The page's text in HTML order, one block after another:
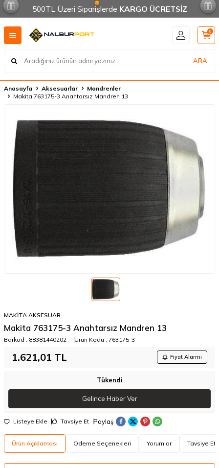
W
h
a
t
a
p
p
D
e
s
t
e
H
a
t
t
500TL Üzeri Siparişlerde KARGO ÜCRETSİZ
ARA
0
Anasayfa Aksesuarlar
Mandrenler
Makita 763175-3 Anahtarsız Mandren 13
MAKİTA AKSESUAR
Makita 763175-3 Anahtarsız Mandren 13
Barkod : 88381440202 Ürün Kodu : 763175-3
1.621,01 TL Fiyat Alarmı
Tükendi
Gelince Haber Ver
Listeye Ekle Tavsiye Et Paylaş
Ürün Açıklaması Ödeme Seçenekleri Yorumlar Tavsiye Et